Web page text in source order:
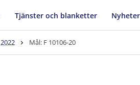
Tjänster och blanketter Nyheter
2022 Mål: F 10106-20